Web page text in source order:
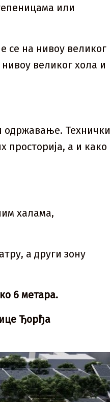
или
се на нивоу великог
великог хола и
одржавање. Технички
а и како
халама,
а други зону
6 метара.
Ђорђа